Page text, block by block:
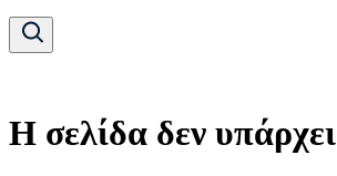
Η σελίδα δεν υπάρχει